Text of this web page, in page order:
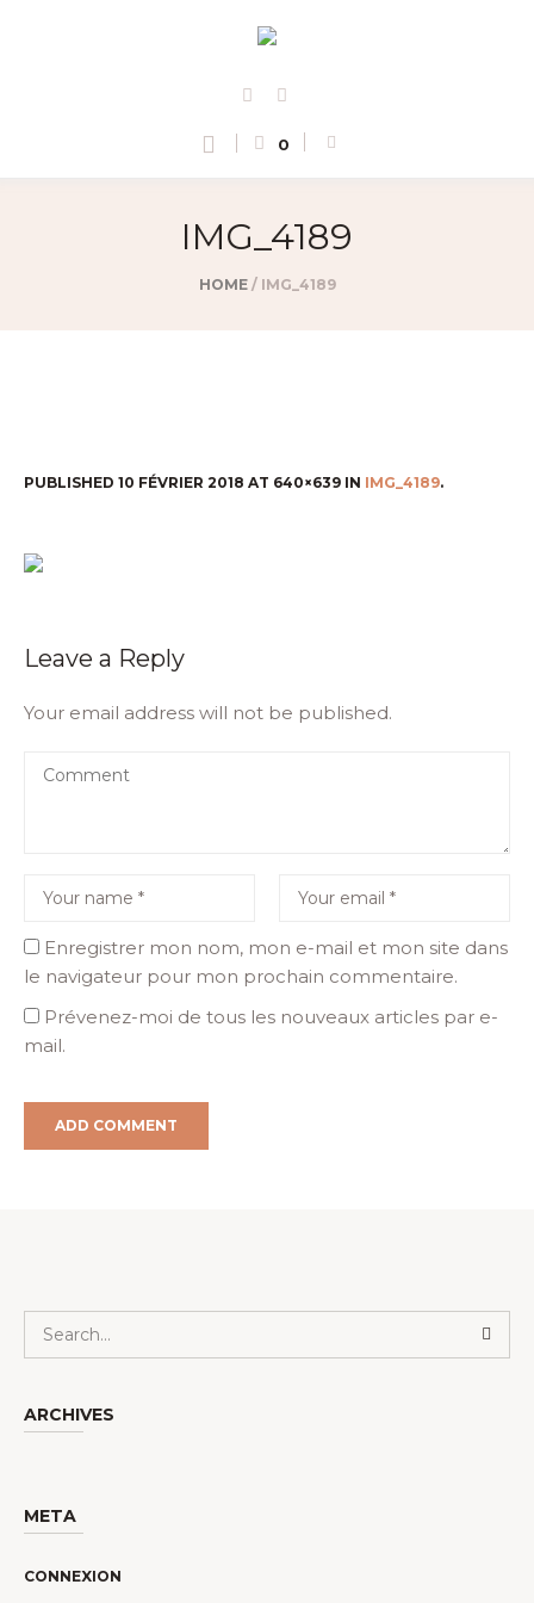
0
IMG_4189
HOME / IMG_4189
PUBLISHED 10 FÉVRIER 2018 AT 640×639 IN IMG_4189.
Leave a Reply
Your email address will not be published.
Enregistrer mon nom, mon e-mail et mon site dans
le navigateur pour mon prochain commentaire.
Prévenez-moi de tous les nouveaux articles par e-
mail.
ARCHIVES
META
CONNEXION